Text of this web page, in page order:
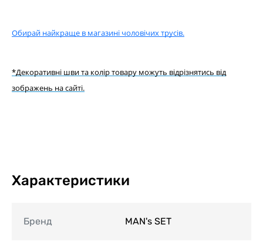
Обирай найкраще в магазині чоловічих трусів.
*Декоративні шви та колір товару можуть відрізнятись від
зображень на сайті.
Характеристики
Бренд MAN's SET